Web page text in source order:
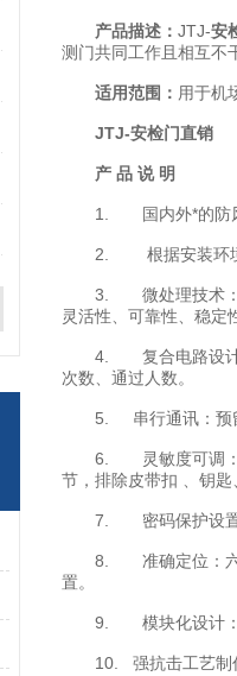
产品描述： JTJ-安
测门共同工作且相互不
适用范围： 用于机
JTJ-安检门直销
产 品 说 明
1. 国内外*的防风防
2. 根据安装环境周
3. 微处理技术：由微
灵活性、可靠性、稳定
4. 复合电路设计：散
次数、通过人数。
5. 串行通讯：预留
6. 灵敏度可调：各
节，排除皮带扣 、钥
7. 密码保护设置：
8. 准确定位：六个相
置。
9. 模块化设计：采
10. 强抗击工艺制作